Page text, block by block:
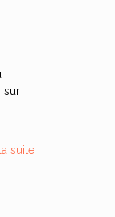
sur
suite